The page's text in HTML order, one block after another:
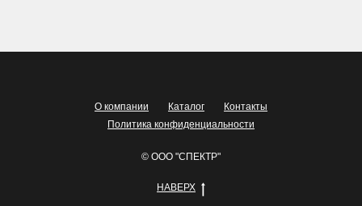
О компании Каталог
Контакты
Политика конфиденциальности
© ООО "СПЕКТР"
НАВЕРХ